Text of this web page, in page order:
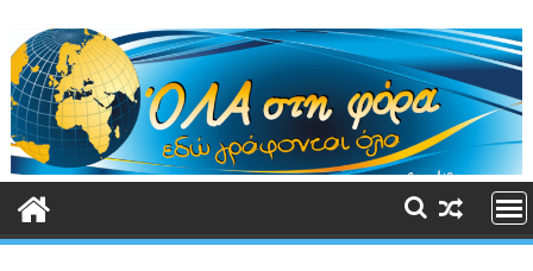
στο
περιεχόμενο